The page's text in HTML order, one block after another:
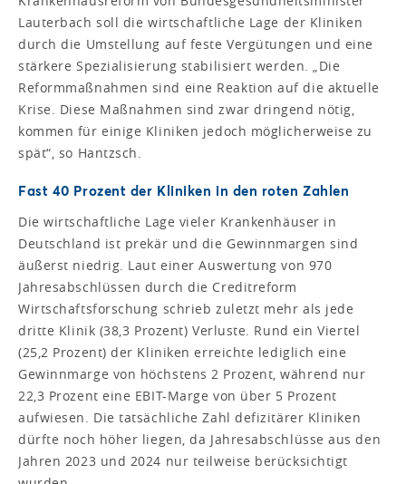
Lauterbach soll die wirtschaftliche Lage der Kliniken
durch die Umstellung auf feste Vergütungen und eine
stärkere Spezialisierung stabilisiert werden. „Die
Reformmaßnahmen sind eine Reaktion auf die aktuelle
Krise. Diese Maßnahmen sind zwar dringend nötig,
kommen für einige Kliniken jedoch möglicherweise zu
spät“, so Hantzsch.
Fast 40 Prozent der Kliniken in den roten Zahlen
Die wirtschaftliche Lage vieler Krankenhäuser in
Deutschland ist prekär und die Gewinnmargen sind
äußerst niedrig. Laut einer Auswertung von 970
Jahresabschlüssen durch die Creditreform
Wirtschaftsforschung schrieb zuletzt mehr als jede
dritte Klinik (38,3 Prozent) Verluste. Rund ein Viertel
(25,2 Prozent) der Kliniken erreichte lediglich eine
Gewinnmarge von höchstens 2 Prozent, während nur
22,3 Prozent eine EBIT-Marge von über 5 Prozent
aufwiesen. Die tatsächliche Zahl defizitärer Kliniken
dürfte noch höher liegen, da Jahresabschlüsse aus den
Jahren 2023 und 2024 nur teilweise berücksichtigt